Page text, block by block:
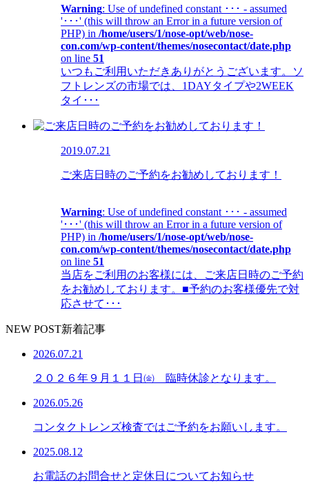
Warning: Use of undefined constant ･･･ - assumed
'･･･' (this will throw an Error in a future version of
PHP) in /home/users/1/nose-opt/web/nose-
con.com/wp-content/themes/nosecontact/date.php
on line 51
いつもご利用いただきありがとうございます。ソ
フトレンズの市場では、1DAYタイプや2WEEK
タイ･･･
2019.07.21
ご来店日時のご予約をお勧めしております！
Warning: Use of undefined constant ･･･ - assumed
'･･･' (this will throw an Error in a future version of
PHP) in /home/users/1/nose-opt/web/nose-
con.com/wp-content/themes/nosecontact/date.php
on line 51
当店をご利用のお客様には、ご来店日時のご予約
をお勧めしております。■予約のお客様優先で対
応させて･･･
NEW POST新着記事
2026.07.21
２０２６年９月１１日㈮ 臨時休診となります。
2026.05.26
コンタクトレンズ検査ではご予約をお願いします。
2025.08.12
お電話のお問合せと定休日についてお知らせ